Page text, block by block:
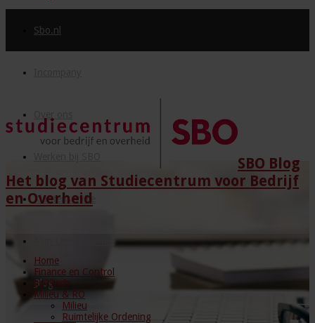
Sbo.nl
Klantenservice
Blog
SBO Blog
Het blog van Studiecentrum voor Bedrijf
en Overheid
Home
Finance en Control
Juridisch
Milieu & RO
Milieu
Ruimtelijke Ordening